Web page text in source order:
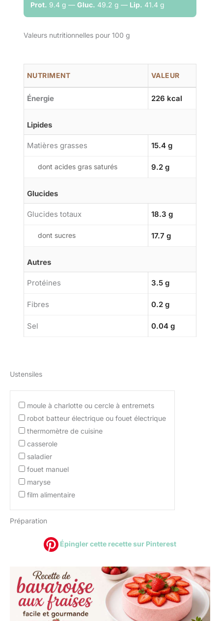
Prot. 9.4 g — Gluc. 49.2 g — Lip. 41.4 g
Valeurs nutritionnelles pour 100 g
NUTRIMENT VALEUR
Énergie 226 kcal
Lipides
Matières grasses 15.4 g
dont acides gras saturés 9.2 g
Glucides
Glucides totaux 18.3 g
dont sucres 17.7 g
Autres
Protéines 3.5 g
Fibres 0.2 g
Sel 0.04 g
Ustensiles
moule à charlotte ou cercle à entremets
robot batteur électrique ou fouet électrique
thermomètre de cuisine
casserole
saladier
fouet manuel
maryse
film alimentaire
Préparation
Épingler cette recette sur Pinterest